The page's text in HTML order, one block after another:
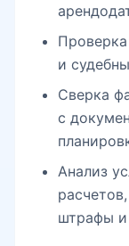
Проверка
и
Сверка
с
Анализ
штрафы и